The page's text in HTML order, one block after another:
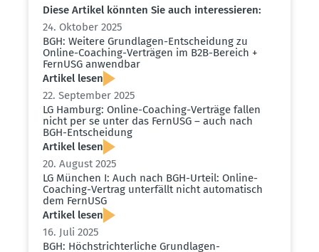
Diese Artikel könnten Sie auch inter­es­sieren:
24. Oktober 2025
BGH: Weitere Grund­lagen-Entscheidung zu
Online-Coaching-Verträgen im B2B-Bereich +
FernUSG anwendbar
Artikel lesen
22. September 2025
LG Hamburg: Online-Coaching-Verträge fallen
nicht per se unter das FernUSG – auch nach
BGH-Entscheidung
Artikel lesen
20. August 2025
LG München I: Auch nach BGH-Urteil: Online-
Coaching-Vertrag unter­fällt nicht automa­tisch
dem FernUSG
Artikel lesen
16. Juli 2025
BGH: Höchst­rich­ter­liche Grund­lagen-